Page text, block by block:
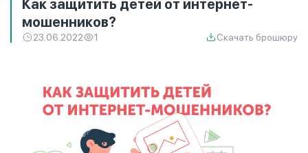
Как защитить детей от интернет-
мошенников?
23.06.2022 1 Скачать брошюру